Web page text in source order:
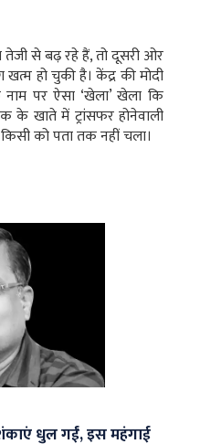
से बढ़ रहे हैं, तो दूसरी ओर
हो चुकी है। केंद्र की मोदी
नाम पर ऐसा ‘खेला’ खेला कि
के खाते में ट्रांसफर होनेवाली
को पता तक नहीं चला।
धुल गईं, इस महंगाई